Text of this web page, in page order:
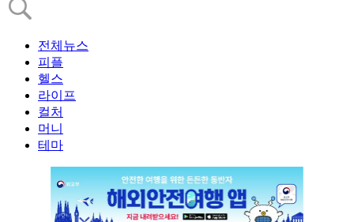
전체뉴스
피플
헬스
라이프
컬처
머니
테마